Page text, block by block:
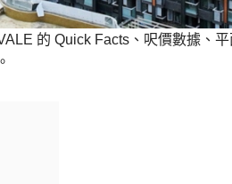
的 Quick Facts、呎價數據、